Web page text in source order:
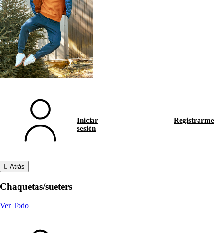
Iniciar
sesión
Registrarme
Atrás
Chaquetas/sueters
Ver Todo